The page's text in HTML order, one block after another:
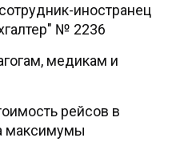
иностранец
№ 2236
медикам и
рейсов в
максимумы